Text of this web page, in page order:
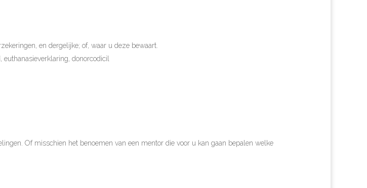
en dergelijke; of, waar u deze bewaart.
donorcodicil
Of misschien het benoemen van een mentor die voor u kan gaan bepalen welke